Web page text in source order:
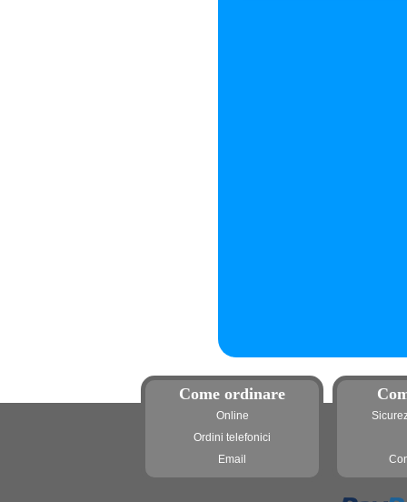
Come ordinare
Online
Ordini telefonici
Email